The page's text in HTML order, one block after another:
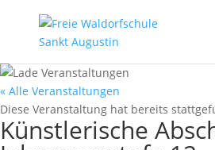
« Alle Veranstaltungen
Diese Veranstaltung hat bereits
Künstlerische